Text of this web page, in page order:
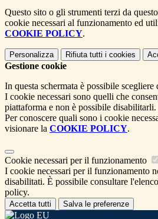
Questo sito o gli strumenti terzi da
cookie necessari al funzionamento ed
COOKIE POLICY.
Personalizza Rifiuta tutti i cookies
Gestione cookie
In questa schermata è possibile
I cookie necessari sono quelli che
piattaforma e non è possibile disabilitarli.
Per conoscere quali sono i cookie
visionare la COOKIE POLICY.
Cookie necessari per il funzionamento
I cookie necessari per il funzionamento
disabilitati. È possibile consultare
policy.
Accetta tutti Salva le preferenze